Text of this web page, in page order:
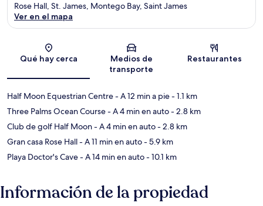
Sección del mapa
Rose Hall, St. James, Montego Bay, Saint James
Ver en el mapa
Qué hay cerca
Medios de
transporte
Restaurantes
Half Moon Equestrian Centre- A 12 min a pie- 1.1 km
Three Palms Ocean Course- A 4 min en auto- 2.8 km
Club de golf Half Moon- A 4 min en auto- 2.8 km
Gran casa Rose Hall- A 11 min en auto- 5.9 km
Playa Doctor's Cave- A 14 min en auto- 10.1 km
Información de la propiedad